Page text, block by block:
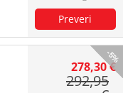
-5%
278,30 €
292,95